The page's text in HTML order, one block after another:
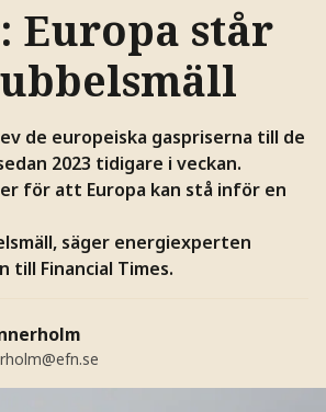
Europa står
de europeiska gaspriserna till de
2023 tidigare i veckan.
för att Europa kan stå inför en
säger energiexperten
till Financial Times.